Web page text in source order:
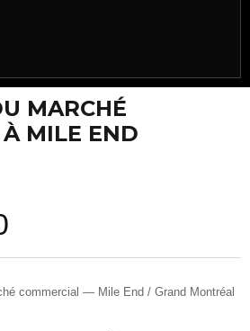
MARCHÉ
MILE END
commercial — Mile End / Grand Montréal